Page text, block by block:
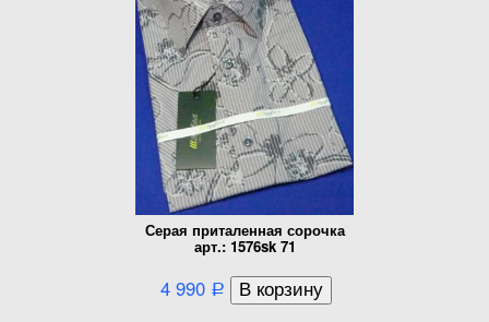
Серая приталенная сорочка
арт.: 1576sk 71
4 990 Р